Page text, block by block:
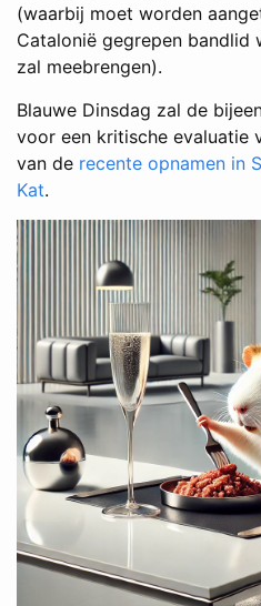
(waarbij moet worden
Catalonië gegrepen bandlid
zal meebrengen).
Blauwe Dinsdag zal de
voor een kritische evaluatie
van de recente opnamen in
Kat.